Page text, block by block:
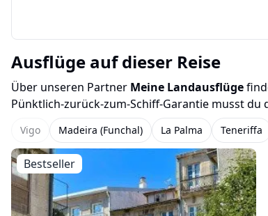
Ausflüge auf dieser Reise
Über unseren Partner Meine Landausflüge
Pünktlich-zurück-zum-Schiff-Garantie musst du
Vigo Madeira (Funchal) La Palma Teneriffa
Bestseller